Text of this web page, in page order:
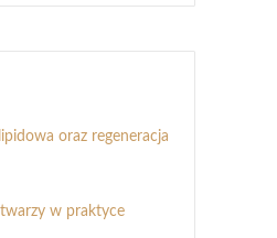
oraz regeneracja
w praktyce